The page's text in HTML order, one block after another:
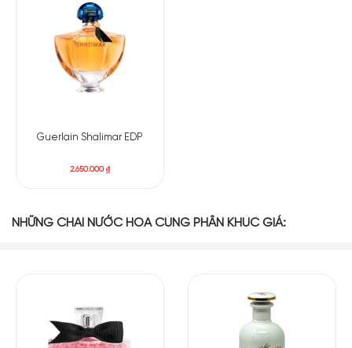
Có nên mua nước hoa nữ Chanel Coco Noir EDP
Chanel Coco Noir Eau de Parfum
quyền lực và sự đam mê cuốn hút. Đây thực sự là món quà
tinh thần tuyệt vời dành cho những người phụ nữ hiện đại.
Guerlain Shalimar EDP
2.650.000₫
NHỮNG CHAI NƯỚC HOA CÙNG PHÂN KHÚC GIÁ: